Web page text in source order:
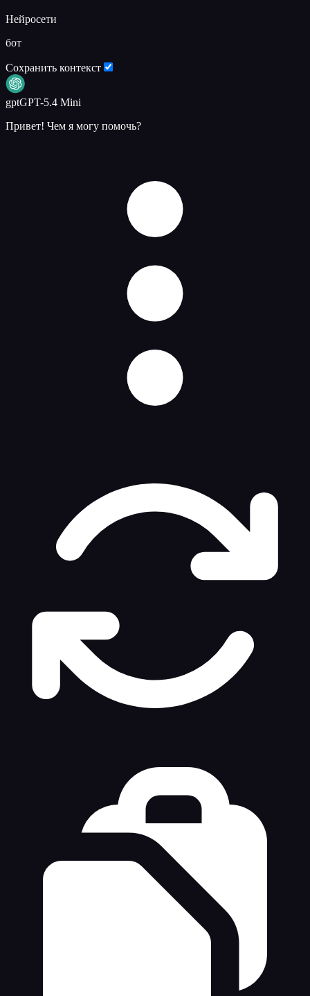
Нейросети
бот
Сохранить контекст
gptGPT-5.4 Mini
Привет! Чем я могу помочь?